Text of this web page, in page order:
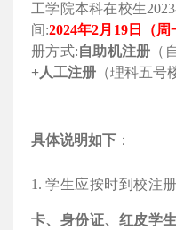
工学院本科在校生
间 :2024年2月19日（周
册方式:自助机注册 （
+人工注册 （理科五号
具体说明如下 ：
1. 学生应按时到校注
卡、身份证、红皮学